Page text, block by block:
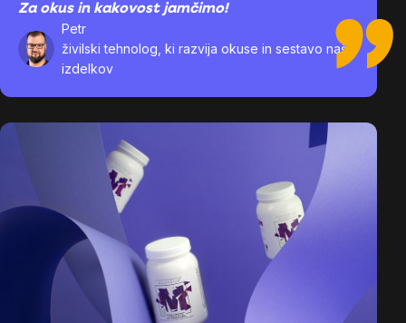
Za okus in kakovost jamčimo!
Petr
živilski tehnolog, ki razvija okuse in sestavo naših
izdelkov